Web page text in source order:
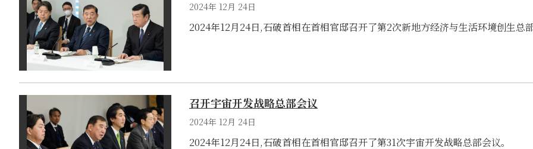
2024年 12月 24日
2024年12月24日,石破首相在首相官邸召开了第2次新地方经济与生活环境创生总
召开宇宙开发战略总部会议
2024年 12月 24日
2024年12月24日,石破首相在首相官邸召开了第31次宇宙开发战略总部会议。